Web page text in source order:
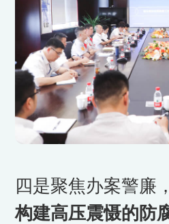
四是聚焦办案警廉，
构建高压震慑的防